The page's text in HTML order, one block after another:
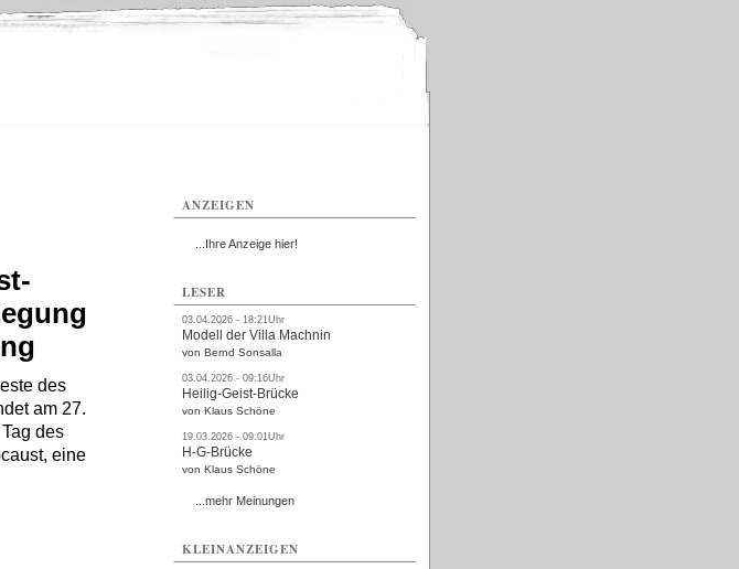
des
am 27.
des
eine
ANZEIGEN
...Ihre Anzeige hier!
LESER
03.04.2026 - 18:21Uhr
Modell der Villa Machnin
von Bernd Sonsalla
03.04.2026 - 09:16Uhr
Heilig-Geist-Brücke
von Klaus Schöne
19.03.2026 - 09:01Uhr
H-G-Brücke
von Klaus Schöne
...mehr Meinungen
KLEINANZEIGEN